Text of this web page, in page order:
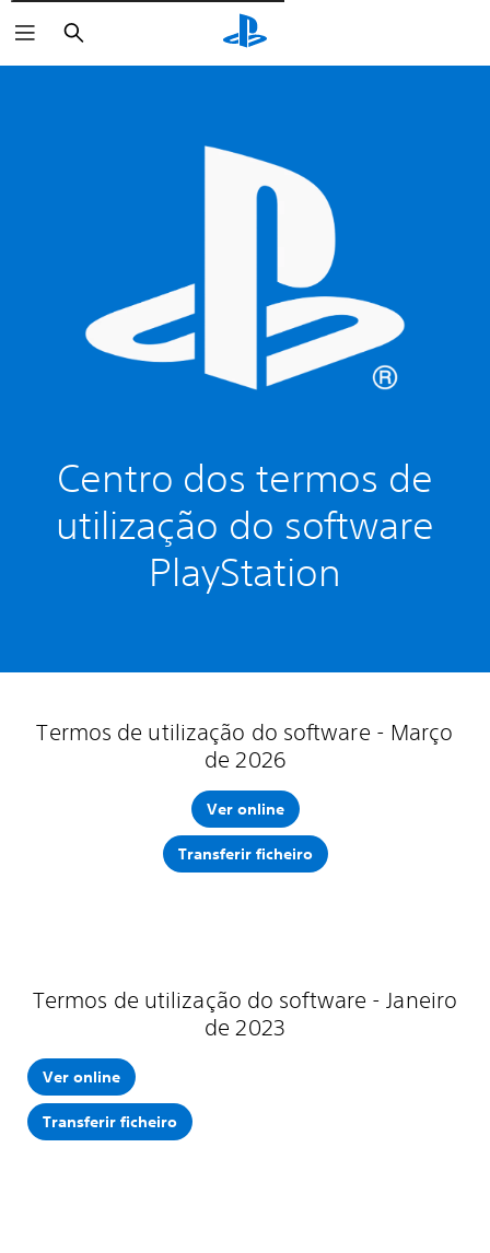
Pesquisar
Centro dos termos de
utilização do software
PlayStation
Termos de utilização do software - Março
de 2026
Ver online
Transferir ficheiro
Termos de utilização do software - Janeiro
de 2023
Ver online
Transferir ficheiro